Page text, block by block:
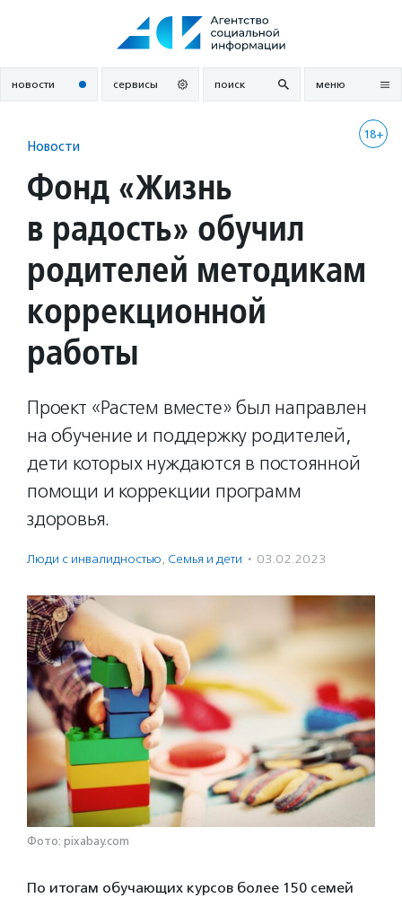
новости сервисы поиск меню
18+
Новости
Фонд «Жизнь
в радость» обучил
родителей методикам
коррекционной
работы
Проект «Растем вместе» был направлен
на обучение и поддержку родителей,
дети которых нуждаются в постоянной
помощи и коррекции программ
здоровья.
Люди с инвалидностью, Семья и дети · 03.02.2023
Фото: pixabay.com
По итогам обучающих курсов более 150 семей